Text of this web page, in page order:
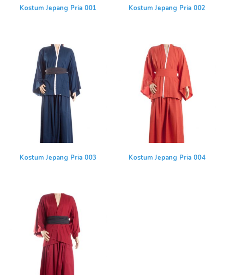
Kostum Jepang Pria 001 Kostum Jepang Pria 002
Kostum Jepang Pria 003 Kostum Jepang Pria 004